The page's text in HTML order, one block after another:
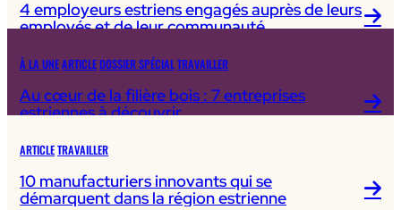
4 employeurs estriens engagés auprès de leurs
employés et de leur communauté
À LA UNEARTICLEDOSSIER SPÉCIALTRAVAILLER
Au cœur de la filière bois : 7 entreprises
estriennes à découvrir
ARTICLETRAVAILLER
10 manufacturiers innovants qui se
démarquent dans la région estrienne